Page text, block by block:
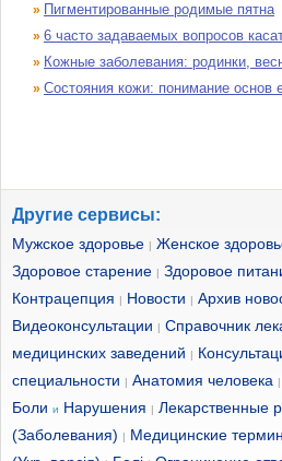
» Пигментированные родимые пятна
» 6 часто задаваемых вопросов
» Кожные заболевания: родинки,
» Состояния кожи: понимание основ
Другие сервисы:
Мужское здоровье | Женское
Здоровое старение | Здоровое
Контрацепция | Новости | Архив
Видеоконсультации | Справочник
медицинских заведений |
специальности | Анатомия человека |
Боли и Нарушения | Лекарственные
(Заболевания) | Медицинские